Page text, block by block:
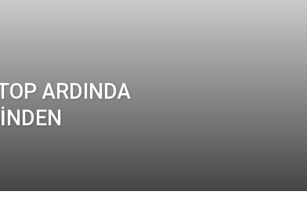
ARDINDA